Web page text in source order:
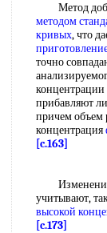
Метод
методом
кривых, что
точно
концентрации
прибавляют
причем объем
концентрация
[c.163]
Изменение
учитывают,
высокой
[c.173]